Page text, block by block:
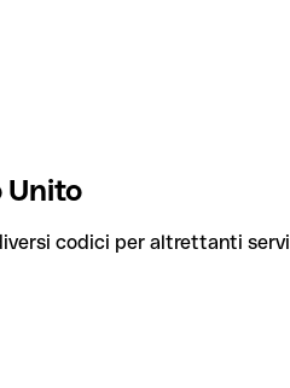
Unito
codici per altrettanti